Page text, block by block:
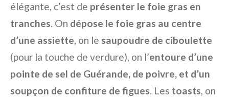
élégante, c’est de présenter le foie gras en
tranches. On dépose le foie gras au centre
d’une assiette, on le saupoudre de ciboulette
(pour la touche de verdure), on l’entoure d’une
pointe de sel de Guérande, de poivre, et d’un
soupçon de confiture de figues. Les toasts, on